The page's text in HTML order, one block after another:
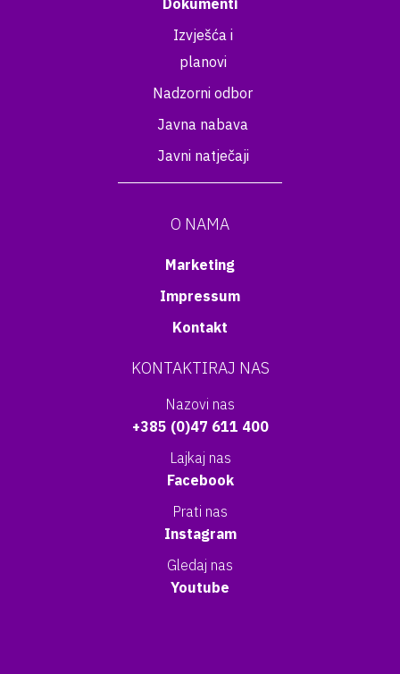
Dokumenti
Izvješća i
planovi
Nadzorni odbor
Javna nabava
Javni natječaji
O NAMA
Marketing
Impressum
Kontakt
KONTAKTIRAJ NAS
Nazovi nas
+385 (0)47 611 400
Lajkaj nas
Facebook
Prati nas
Instagram
Gledaj nas
Youtube